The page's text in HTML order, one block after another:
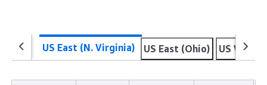
US East (N. Virginia) US East (Ohio) US West